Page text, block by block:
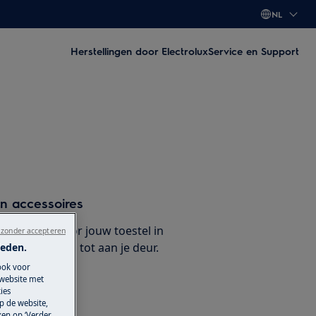
NL
Herstellingen door ElectroluxService en Support
accessoires
voor jouw toestel in
ze leveren tot aan je deur.
voor
met
de website,
accepteren